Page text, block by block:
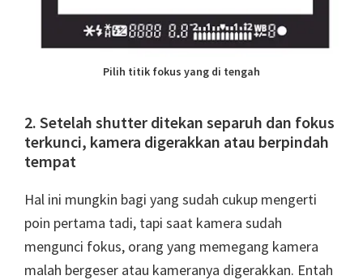
Pilih titik fokus yang di tengah
2. Setelah shutter ditekan separuh dan fokus
terkunci, kamera digerakkan atau berpindah
tempat
Hal ini mungkin bagi yang sudah cukup mengerti
poin pertama tadi, tapi saat kamera sudah
mengunci fokus, orang yang memegang kamera
malah bergeser atau kameranya digerakkan. Entah